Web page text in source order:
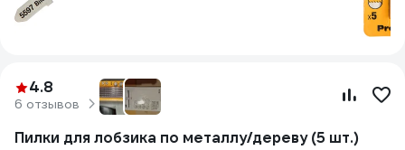
4.8
6 отзывов
Пилки для лобзика по металлу/дереву (5 шт.)